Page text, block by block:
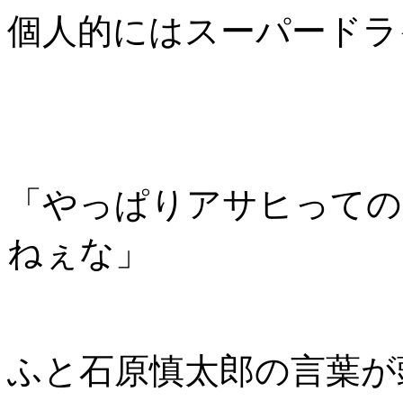
個人的にはスーパード
「やっぱりアサヒって
ねぇな」
ふと石原慎太郎の言葉